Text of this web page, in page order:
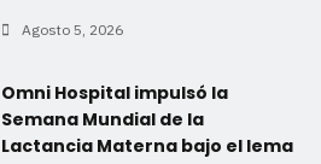
Agosto 5, 2026
Omni Hospital impulsó la
Semana Mundial de la
Lactancia Materna bajo el lema